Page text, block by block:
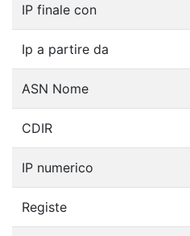
IP finale con
Ip a partire da
ASN Nome
CDIR
IP numerico
Registe